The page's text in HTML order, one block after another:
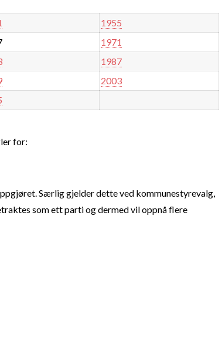
1955
1971
1987
2003
for:
Særlig gjelder dette ved kommunestyrevalg,
som ett parti og dermed vil oppnå flere